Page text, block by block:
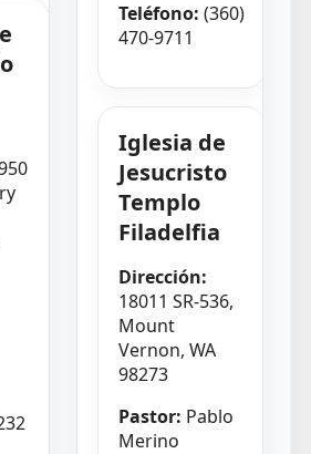
Teléfono: (360)
470-9711
Iglesia de
Jesucristo
Templo
Filadelfia
Dirección:
18011 SR-536,
Mount
Vernon, WA
98273
Pastor: Pablo
Merino